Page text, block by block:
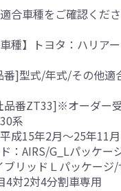
車種をご確認く
車種】トヨタ：ハリアー
番]型式/年式/その他適
番ZT33]※オーダー
系
成15年2月～25年11月
：AIRS/G_Lパッケ
ブリッドＬパッケージ/
対2対4分割車専用